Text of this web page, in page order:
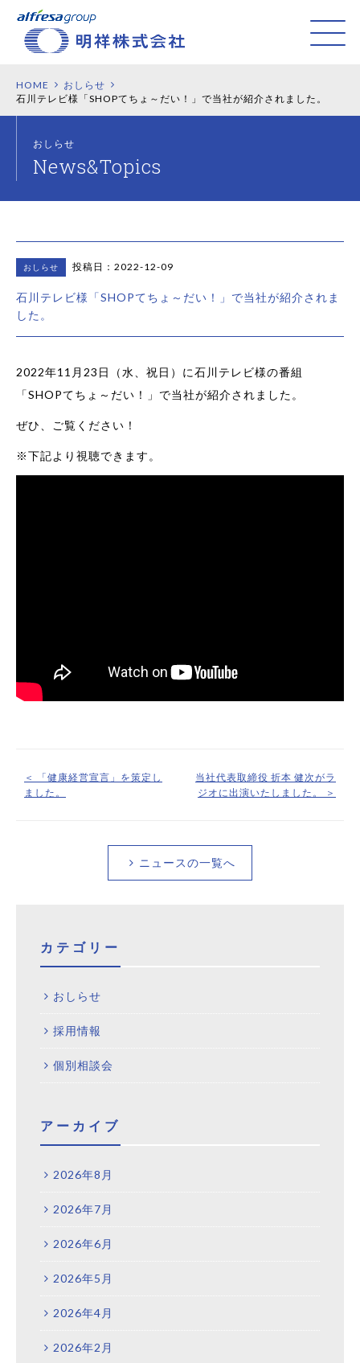
HOME
おしらせ
石川テレビ様「SHOPてちょ～だい！」で当社が紹介されました。
おしらせ
おしらせ 投稿日：2022-12-09
石川テレビ様「SHOPてちょ～だい！」で当社が紹介されま
した。
2022年11月23日（水、祝日）に石川テレビ様の番組
「SHOPてちょ～だい！」で当社が紹介されました。
ぜひ、ご覧ください！
※下記より視聴できます。
＜ 「健康経営宣言」を策定し
ました。
当社代表取締役 折本 健次がラ
ジオに出演いたしました。 ＞
ニュースの一覧へ
カテゴリー
おしらせ
採用情報
個別相談会
アーカイブ
2026年8月
2026年7月
2026年6月
2026年5月
2026年4月
2026年2月